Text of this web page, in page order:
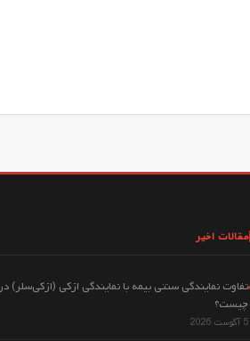
مقالات اخیر
تفاوت نمایندگی سنتی بیمه با نمایندگی ازکی (ازکی‌سلر) در
چیست؟
5 آگوست 2026